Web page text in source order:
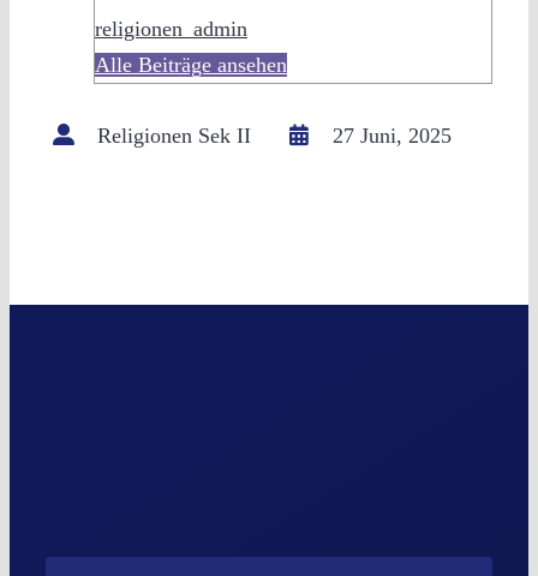
religionen_admin
Alle Beiträge ansehen
Religionen Sek II 27 Juni, 2025